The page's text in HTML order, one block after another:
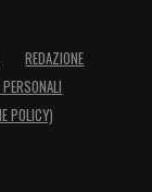
REDAZIONE
POLICY)